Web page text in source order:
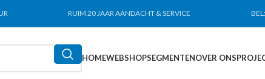
RUIM 20 JAAR AANDACHT & SERVICE BEL:
HOMEWEBSHOPSEGMENTENOVER ONS